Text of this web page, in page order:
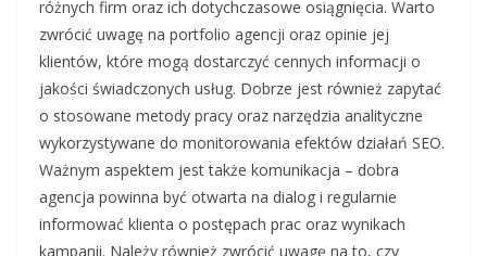
różnych firm oraz ich dotychczasowe osiągnięcia. Warto
zwrócić uwagę na portfolio agencji oraz opinie jej
klientów, które mogą dostarczyć cennych informacji o
jakości świadczonych usług. Dobrze jest również zapytać
o stosowane metody pracy oraz narzędzia analityczne
wykorzystywane do monitorowania efektów działań SEO.
Ważnym aspektem jest także komunikacja – dobra
agencja powinna być otwarta na dialog i regularnie
informować klienta o postępach prac oraz wynikach
kampanii. Należy również zwrócić uwagę na to, czy